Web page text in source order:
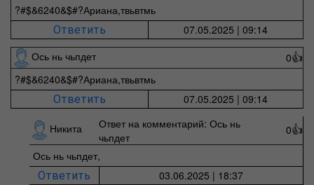
?#$&6240&$#?Ариана,твьвтмь
Ответить
07.05.2025 | 09:14
Ось нь чьпдет
0👍
?#$&6240&$#?Ариана,твьвтмь
Ответить 07.05.2025 | 09:14
Никита
Ответ на комментарий: Ось нь
чьпдет
0👍
Ось нь чьпдет,
Ответить
03.06.2025 | 18:37